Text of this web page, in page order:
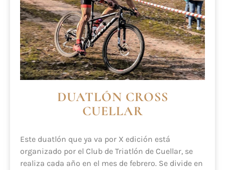
DUATLÓN CROSS
CUELLAR
Este duatlón que ya va por X edición está
organizado por el Club de Triatlón de Cuellar, se
realiza cada año en el mes de febrero. Se divide en